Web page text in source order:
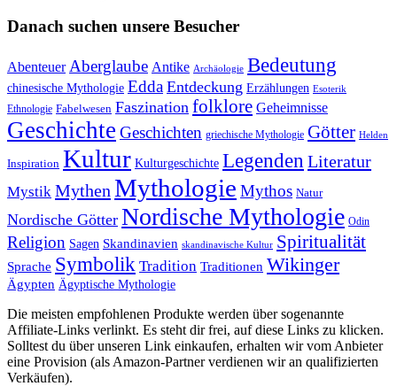
Danach suchen unsere Besucher
Abenteuer Aberglaube Antike Archäologie Bedeutung
chinesische Mythologie Edda Entdeckung Erzählungen Esoterik
Ethnologie Fabelwesen Faszination folklore Geheimnisse
Geschichte Geschichten griechische Mythologie Götter Helden
Inspiration Kultur Kulturgeschichte Legenden Literatur
Mystik Mythen Mythologie Mythos Natur
Nordische Götter Nordische Mythologie Odin
Religion Sagen Skandinavien skandinavische Kultur Spiritualität
Sprache Symbolik Tradition Traditionen Wikinger
Ägypten Ägyptische Mythologie
Die meisten empfohlenen Produkte werden über sogenannte
Affiliate-Links verlinkt. Es steht dir frei, auf diese Links zu klicken.
Solltest du über unseren Link einkaufen, erhalten wir vom Anbieter
eine Provision (als Amazon-Partner verdienen wir an qualifizierten
Verkäufen).